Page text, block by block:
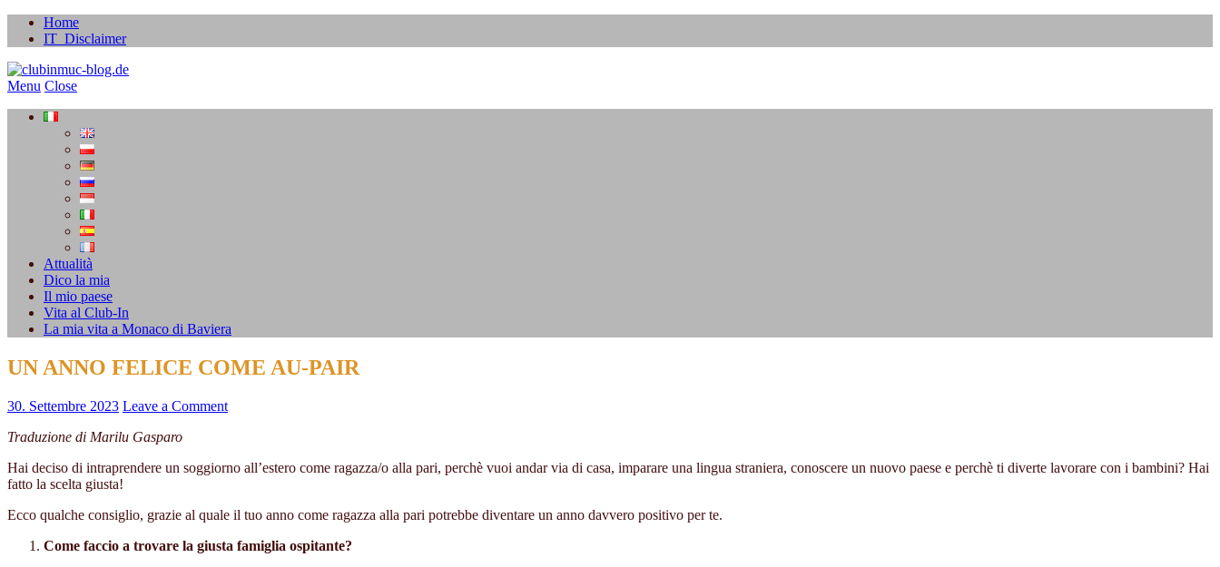
Home
IT_Disclaimer
Menu Close
Attualità
Dico la mia
Il mio paese
Vita al Club-In
La mia vita a Monaco di Baviera
UN ANNO FELICE COME AU-PAIR
30. Settembre 2023 Leave a Comment
Traduzione di Marilu Gasparo
Hai deciso di intraprendere un soggiorno all’estero come ragazza/o alla pari, perchè vuoi andar via di casa, imparare una lingua straniera, conoscere un nuovo paese e perchè ti diverte lavorare con i bambini? Hai
fatto la scelta giusta!
Ecco qualche consiglio, grazie al quale il tuo anno come ragazza alla pari potrebbe diventare un anno davvero positivo per te.
Come faccio a trovare la giusta famiglia ospitante?